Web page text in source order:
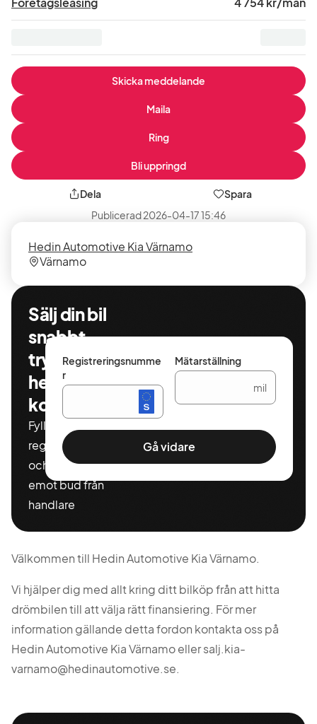
moms
Skicka meddelande
Maila
Ring
Bli uppringd
Dela
Spara
Publicerad2026-04-17 15:46
Säljare
Hedin Automotive Kia Värnamo
Säljarens
plats
Värnamo
Sälj din bil
snabbt,
tryggt och
helt
kostnadsfritt
Fyll i ditt
registeringnummer
och miltal för att ta
emot bud från
handlare
Registreringsnumme
r
Mätarställning
mil
Gå vidare
Välkommen till Hedin Automotive Kia Värnamo.
Vi hjälper dig med allt kring ditt bilköp från att hitta
drömbilen till att välja rätt finansiering. För mer
information gällande detta fordon kontakta oss på
Hedin Automotive Kia Värnamo ellersalj.kia-
varnamo@hedinautomotive.se.